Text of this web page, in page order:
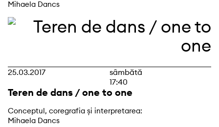
Mihaela Dancs
25.03.2017
sâmbătă
17:40
Teren de dans / one to one
Conceptul, coregrafia și interpretarea:
Mihaela Dancs